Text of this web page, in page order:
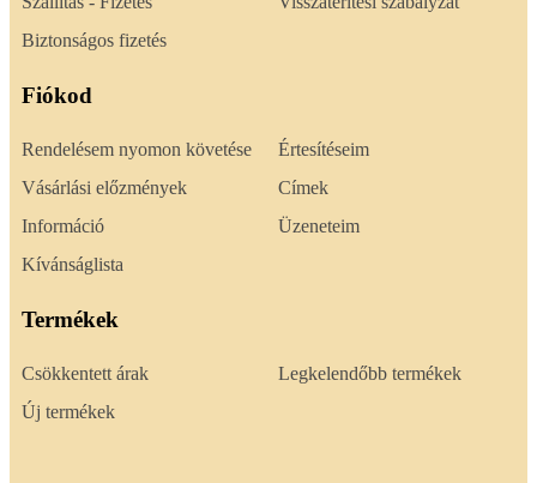
Biztonságos fizetés
Fiókod
Rendelésem nyomon követése
Vásárlási előzmények
Információ
Kívánságlista
Értesítéseim
Címek
Üzeneteim
Termékek
Csökkentett árak
Új termékek
Legkelendőbb termékek